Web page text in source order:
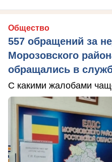
Общество
557 обращений за
Морозовского
обращались в
С какими жалобами